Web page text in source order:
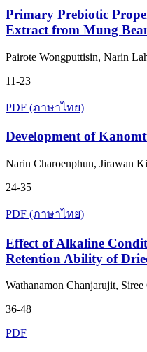
Primary Prebiotic
Extract from Mung
Pairote Wongputtisin, Narin
11-23
PDF (ภาษาไทย)
Development of
Narin Charoenphun, Jirawan
24-35
PDF (ภาษาไทย)
Effect of Alkaline
Retention Ability of
Wathanamon Chanjarujit, Siree
36-48
PDF